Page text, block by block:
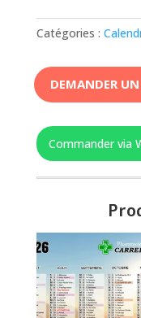
Catégories :
DEMANDER
Commander via